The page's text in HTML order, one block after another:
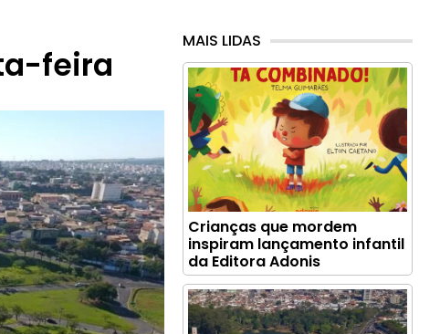
feira
MAIS LIDAS
Crianças que mordem
inspiram lançamento infantil
da Editora Adonis